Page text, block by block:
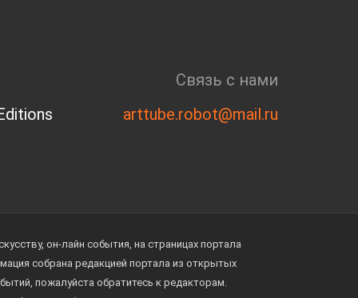
Связь с нами
arttube.robot@mail.ru
он-лайн события, на страницах портала
собрана редакцией портала из открытых
пожалуйста обратитесь к редакторам.